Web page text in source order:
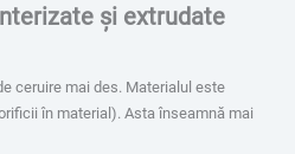
și extrudate
ceruire mai des. Materialul este
în material). Asta înseamnă mai